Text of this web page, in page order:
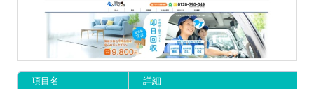
項目名 詳細